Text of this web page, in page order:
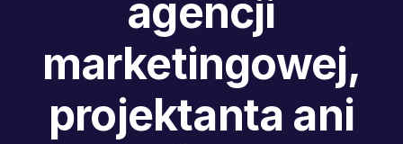
agencji
marketingowej,
projektanta ani